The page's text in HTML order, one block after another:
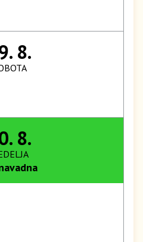
8.
8.